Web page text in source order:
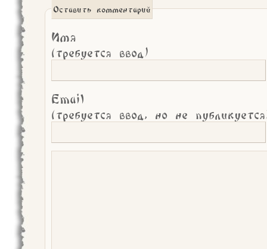
Оставить комментарий
Имя
(требуется ввод)
Email
(требуется ввод, но не